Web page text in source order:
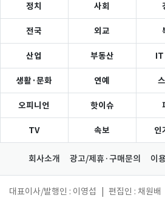
정치 사회
전국 외교
산업 부동산
생활·문화 연예
오피니언 핫이슈
TV 속보 인
회사소개 광고/제휴·구매문의 이
대표이사/발행인 : 이영섭 편집인 : 채원배